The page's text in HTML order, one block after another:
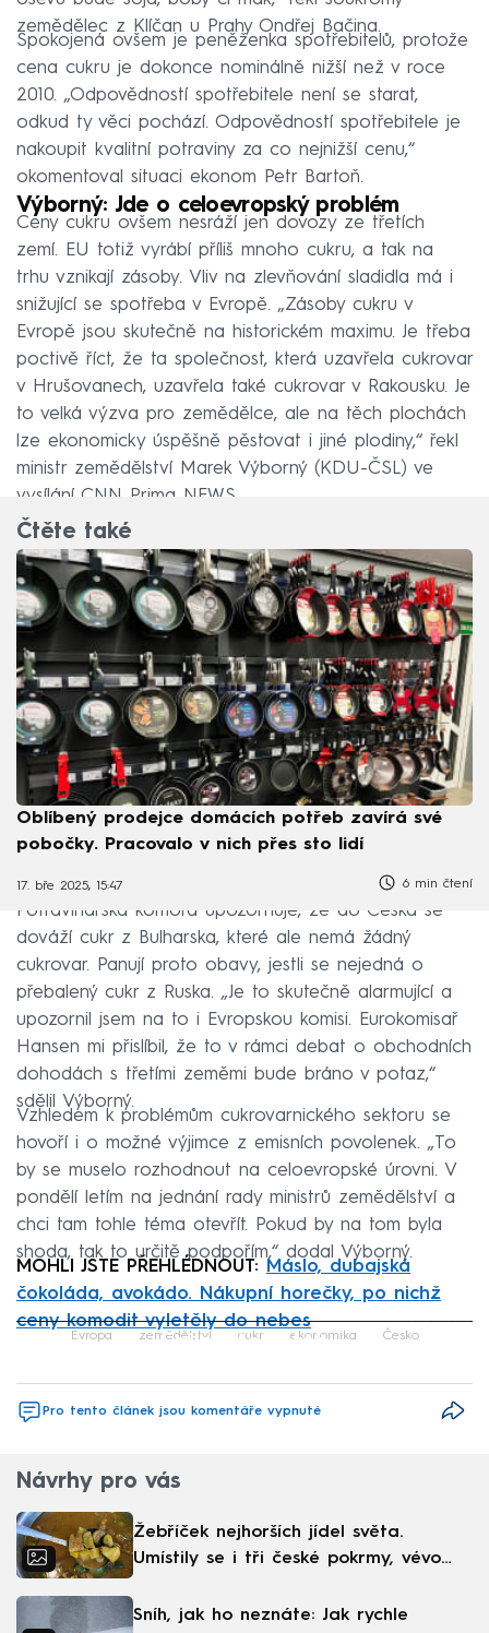
zemědělec z Klíčan u Prahy Ondřej Bačina.
Spokojená ovšem je peněženka spotřebitelů, protože
cena cukru je dokonce nominálně nižší než v roce
2010. „Odpovědností spotřebitele není se starat,
odkud ty věci pochází. Odpovědností spotřebitele je
nakoupit kvalitní potraviny za co nejnižší cenu,“
okomentoval situaci ekonom Petr Bartoň.
Výborný: Jde o celoevropský problém
Ceny cukru ovšem nesráží jen dovozy ze třetích
zemí. EU totiž vyrábí příliš mnoho cukru, a tak na
trhu vznikají zásoby. Vliv na zlevňování sladidla má i
snižující se spotřeba v Evropě. „Zásoby cukru v
Evropě jsou skutečně na historickém maximu. Je třeba
poctivě říct, že ta společnost, která uzavřela cukrovar
v Hrušovanech, uzavřela také cukrovar v Rakousku. Je
to velká výzva pro zemědělce, ale na těch plochách
lze ekonomicky úspěšně pěstovat i jiné plodiny,“ řekl
ministr zemědělství Marek Výborný (KDU-ČSL) ve
vysílání CNN Prima NEWS.
Čtěte také
Oblíbený prodejce domácích potřeb zavírá své
pobočky. Pracovalo v nich přes sto lidí
17. bře 2025, 15:47 6 min čtení
Potravinářská komora upozorňuje, že do Česka se
dováží cukr z Bulharska, které ale nemá žádný
cukrovar. Panují proto obavy, jestli se nejedná o
přebalený cukr z Ruska. „Je to skutečně alarmující a
upozornil jsem na to i Evropskou komisi. Eurokomisař
Hansen mi přislíbil, že to v rámci debat o obchodních
dohodách s třetími zeměmi bude bráno v potaz,“
sdělil Výborný.
Vzhledem k problémům cukrovarnického sektoru se
hovoří i o možné výjimce z emisních povolenek. „To
by se muselo rozhodnout na celoevropské úrovni. V
pondělí letím na jednání rady ministrů zemědělství a
chci tam tohle téma otevřít. Pokud by na tom byla
shoda, tak to určitě podpořím,“ dodal Výborný.
MOHLI JSTE PŘEHLÉDNOUT:
Máslo, dubajská
čokoláda, avokádo. Nákupní horečky, po nichž
ceny komodit vyletěly do nebes
Failed to fetch
Evropa zemědělství cukr ekonomika Česko
Pro tento článek jsou komentáře vypnuté
Návrhy pro vás
Žebříček nejhorších jídel světa.
Umístily se i tři české pokrmy, vévodí
Sníh, jak ho neznáte: Jak rychle